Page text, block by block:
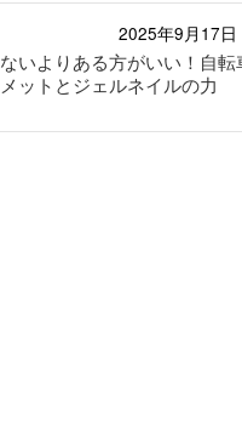
2025年9月17日
ないよりある方がいい！自転
メットとジェルネイルの力